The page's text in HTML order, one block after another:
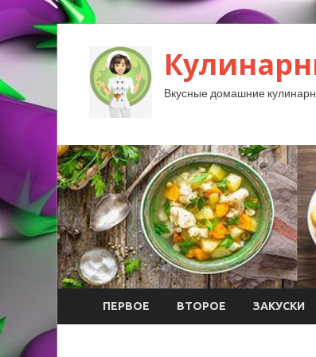
Вкусные домашние
ПЕРВОЕ ВТОРОЕ ЗАКУСКИ